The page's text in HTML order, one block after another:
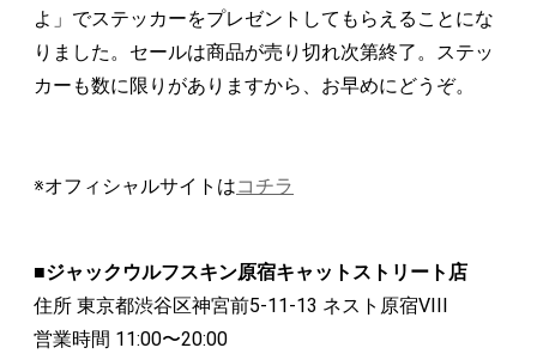
よ」でステッカーをプレゼントしてもらえることにな
りました。セールは商品が売り切れ次第終了。ステッ
カーも数に限りがありますから、お早めにどうぞ。
※オフィシャルサイトはコチラ
■ジャックウルフスキン原宿キャットストリート店
住所 東京都渋谷区神宮前5-11-13 ネスト原宿VIII
営業時間 11:00〜20:00